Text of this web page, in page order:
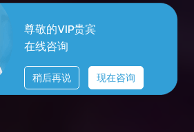
尊敬的VIP贵宾
在线咨询
稍后再说 现在咨询